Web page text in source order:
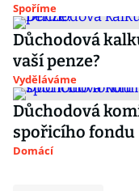
Spoříme
Důchodová
vaší penze?
Vyděláváme
Důchodová
spořicího fondu
Domácí